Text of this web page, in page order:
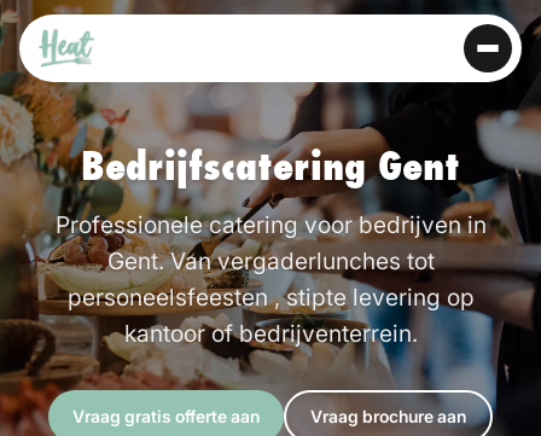
BedrijfscateringGent
Professionele catering voor bedrijven in
Gent. Van vergaderlunches tot
personeelsfeesten , stipte levering op
kantoor of bedrijventerrein.
Vraag gratis offerte aan Vraag brochure aan